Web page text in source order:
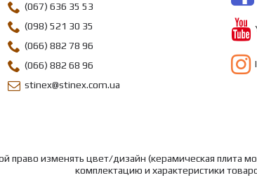
(067) 636 35 53
(098) 521 30 35
(066) 882 78 96
(066) 882 68 96
stinex@stinex.com.ua
право изменять цвет/дизайн (керамическая плита
комплектацию и характеристики